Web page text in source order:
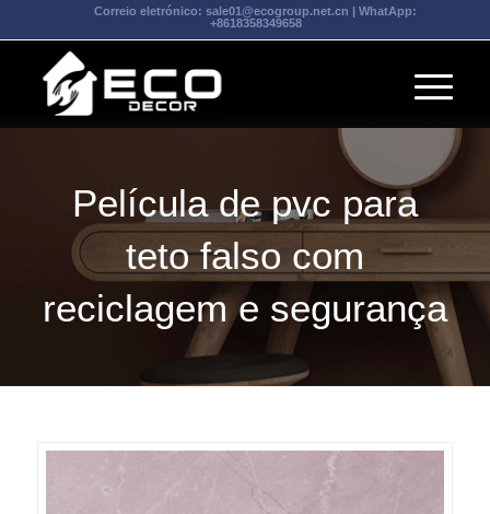
Correio eletrónico:sale01@ecogroup.net.cn | WhatApp:
+8618358349658
Película de pvc para
teto falso com
reciclagem e segurança